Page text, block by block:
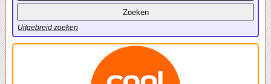
Uitgebreid zoeken